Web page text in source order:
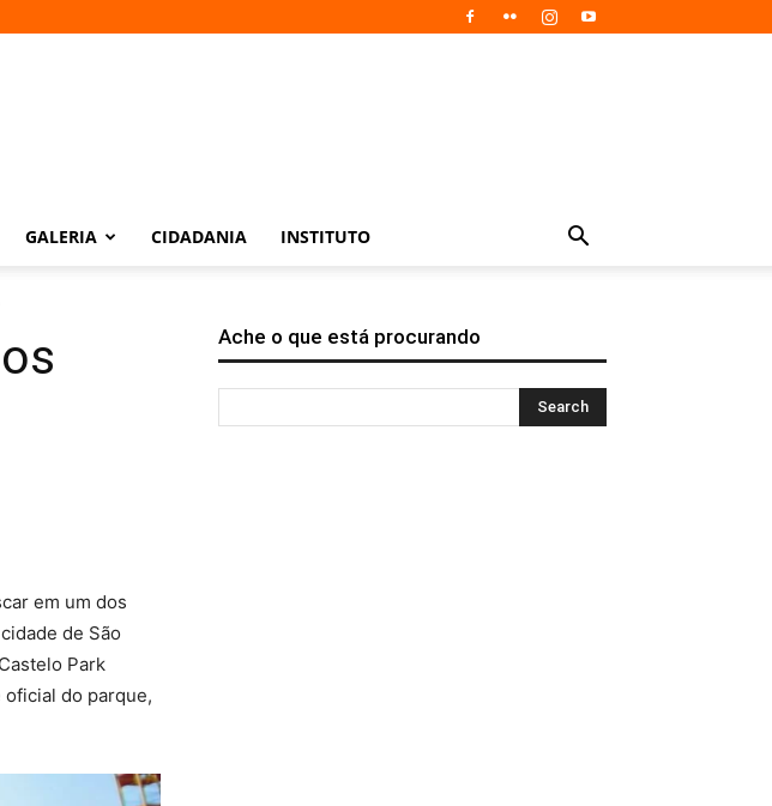
GALERIA CIDADANIA INSTITUTO
em um dos
de São
Park
do parque,
Ache o que está procurando